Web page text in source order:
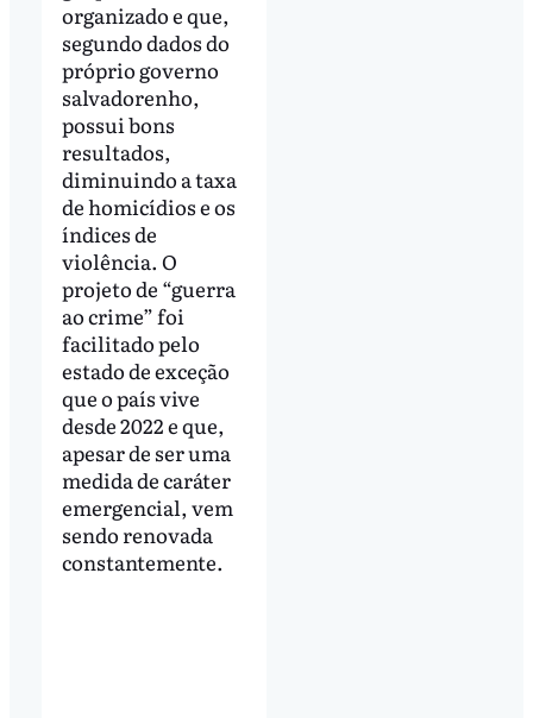
organizado e que,
segundo dados do
próprio governo
salvadorenho,
possui bons
resultados,
diminuindo a taxa
de homicídios e os
índices de
violência. O
projeto de “guerra
ao crime” foi
facilitado pelo
estado de exceção
que o país vive
desde 2022 e que,
apesar de ser uma
medida de caráter
emergencial, vem
sendo renovada
constantemente.